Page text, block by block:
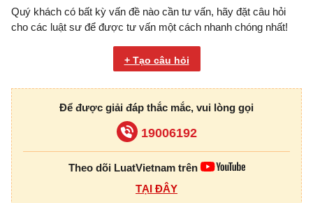
Quý khách có bất kỳ vấn đề nào cần tư vấn, hãy đặt câu hỏi
cho các luật sư để được tư vấn một cách nhanh chóng nhất!
+ Tạo câu hỏi
Để được giải đáp thắc mắc, vui lòng gọi
19006192
Theo dõi LuatVietnam trên
TẠI ĐÂY